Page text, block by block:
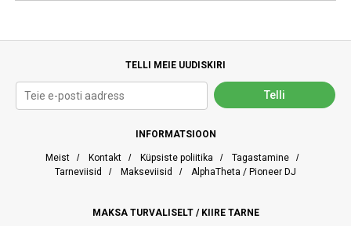
TELLI MEIE UUDISKIRI
INFORMATSIOON
Meist / Kontakt / Küpsiste poliitika / Tagastamine /
Tarneviisid
/ Makseviisid / AlphaTheta / Pioneer DJ
MAKSA TURVALISELT / KIIRE TARNE